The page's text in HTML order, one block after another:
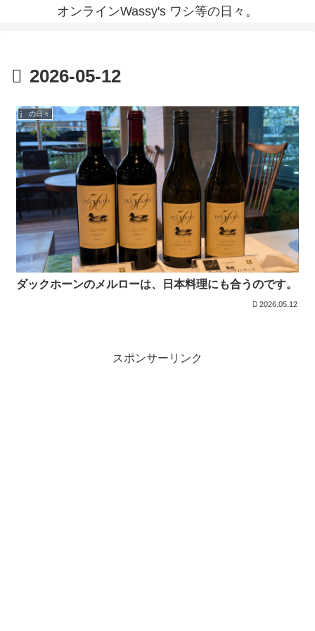
オンラインWassy's ワシ等の日々。
2026-05-12
j の日々
ダックホーンのメルローは、日本料理にも合うのです。
2026.05.12
スポンサーリンク